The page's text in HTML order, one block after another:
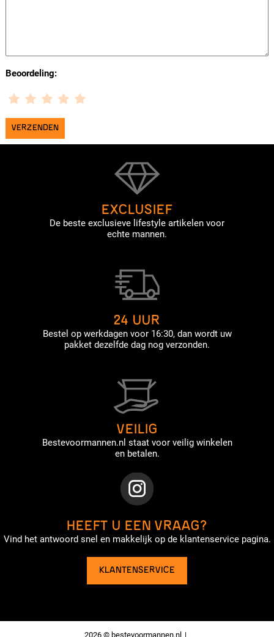
Beoordeling:
EXCLUSIEF
De beste exclusieve lifestyle artikelen voor
echte mannen.
24 UUR
Bestel op werkdagen voor 16:30, dan wordt uw
pakket dezelfde dag nog verzonden.
VEILIG
Bestevoormannen.nl staat voor veilig winkelen
en betalen.
HEEFT U EEN VRAAG?
Vind het antwoord snel en makkelijk op de klantenservice pagina.
KLANTENSERVICE
2026 © bestevoormannen.nl